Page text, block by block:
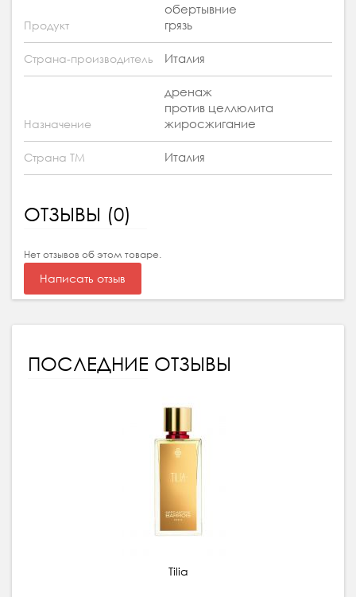
Продукт
обертывние
грязь
Страна-производитель Италия
Назначение
дренаж
против целлюлита
жиросжигание
Страна ТМ Италия
ОТЗЫВЫ (0)
Нет отзывов об этом товаре.
Написать отзыв
ПОСЛЕДНИЕ ОТЗЫВЫ
Tilia